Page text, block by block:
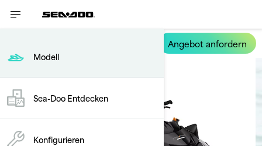
Modell
Sea-Doo Entdecken
Konfigurieren
Angebot anfordern